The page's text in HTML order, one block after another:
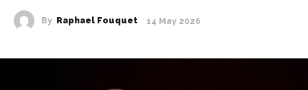
By Raphael Fouquet 14 May 2026